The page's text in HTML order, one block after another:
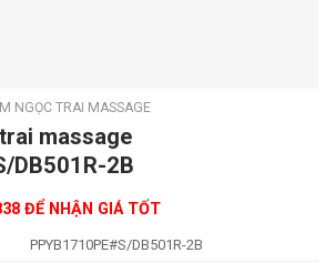
NGỌC TRAI MASSAGE
massage
DB501R-2B
ĐỂ NHẬN GIÁ TỐT
PPYB1710PE#S/DB501R-2B